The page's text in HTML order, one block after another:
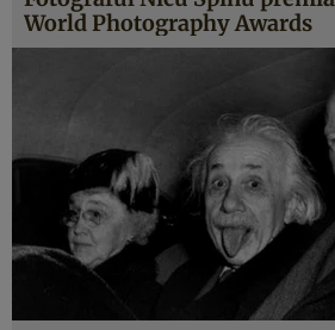
World Photography Awards